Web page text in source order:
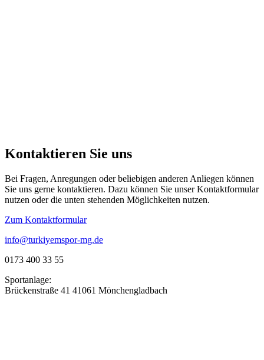
Kontaktieren Sie uns
Bei Fragen, Anregungen oder beliebigen anderen Anliegen können
Sie uns gerne kontaktieren. Dazu können Sie unser Kontaktformular
nutzen oder die unten stehenden Möglichkeiten nutzen.
Zum Kontaktformular
info@turkiyemspor-mg.de
0173 400 33 55
Sportanlage:
Brückenstraße 41 41061 Mönchengladbach